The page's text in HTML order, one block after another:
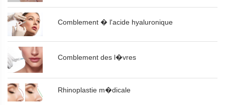
Comblement � l'acide hyaluronique
Comblement des l�vres
Rhinoplastie m�dicale